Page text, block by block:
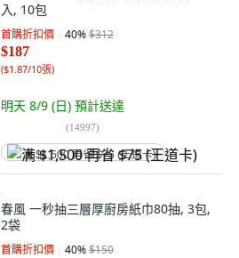
入, 10包
首購折扣價 40%$312
$187
($1.87/10張)
明天 8/9 (日) 預計送達
(14997)
满 $1,500 再省 $75 (王道卡)
春風 一秒抽三層厚廚房紙巾80抽, 3包,
2袋
首購折扣價 40%$150